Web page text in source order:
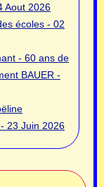
Aout 2026
écoles - 02
- 60 ans de
BAUER -
23 Juin 2026